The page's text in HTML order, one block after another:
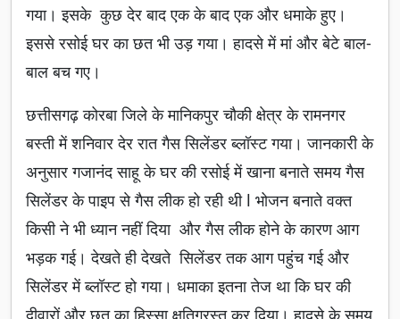
गया। इसके कुछ देर बाद एक के बाद एक और धमाके हुए।
इससे रसोई घर का छत भी उड़ गया। हादसे में मां और बेटे बाल-
बाल बच गए।
छत्तीसगढ़ कोरबा जिले के मानिकपुर चौकी क्षेत्र के रामनगर
बस्ती में शनिवार देर रात गैस सिलेंडर ब्लॉस्ट गया। जानकारी के
अनुसार गजानंद साहू के घर की रसोई में खाना बनाते समय गैस
सिलेंडर के पाइप से गैस लीक हो रही थी l भोजन बनाते वक्त
किसी ने भी ध्यान नहीं दिया और गैस लीक होने के कारण आग
भड़क गई। देखते ही देखते सिलेंडर तक आग पहुंच गई और
सिलेंडर में ब्लॉस्ट हो गया। धमाका इतना तेज था कि घर की